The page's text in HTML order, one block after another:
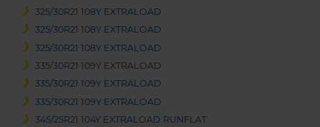
325/30R21 108Y EXTRALOAD
325/30R21 108Y EXTRALOAD
325/30R21 108Y EXTRALOAD
335/30R21 109Y EXTRALOAD
335/30R21 109Y EXTRALOAD
335/30R21 109Y EXTRALOAD
345/25R21 104Y EXTRALOAD RUNFLAT